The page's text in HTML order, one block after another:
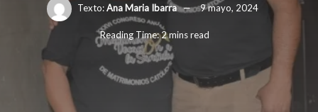
Texto: Ana Maria Ibarra 9 mayo, 2024
Reading Time: 2 mins read